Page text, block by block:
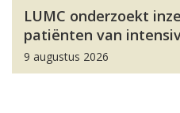
LUMC onderzoekt
patiënten van
9 augustus 2026